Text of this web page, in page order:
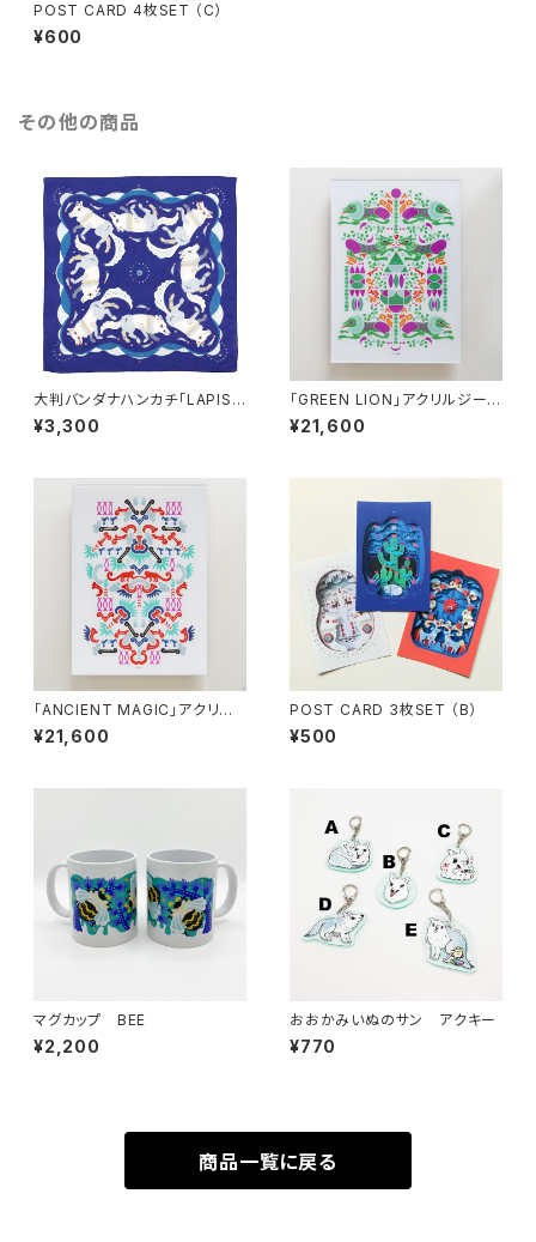
POST CARD 4枚SET （C）
¥600
その他の商品
大判バンダナハンカチ「LAPIS
BLUE」/ 新色
¥3,300
「GREEN LION」アクリルジーク
レープリント
¥21,600
「ANCIENT MAGIC」アクリル
ジークレープリント
¥21,600
POST CARD 3枚SET （B）
¥500
マグカップ BEE
¥2,200
おおかみいぬのサン アクキー
¥770
商品一覧に戻る